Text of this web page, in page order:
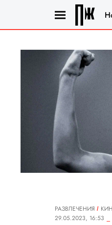
РАЗВЛЕЧЕНИЯ
29.05.2023, 16:53